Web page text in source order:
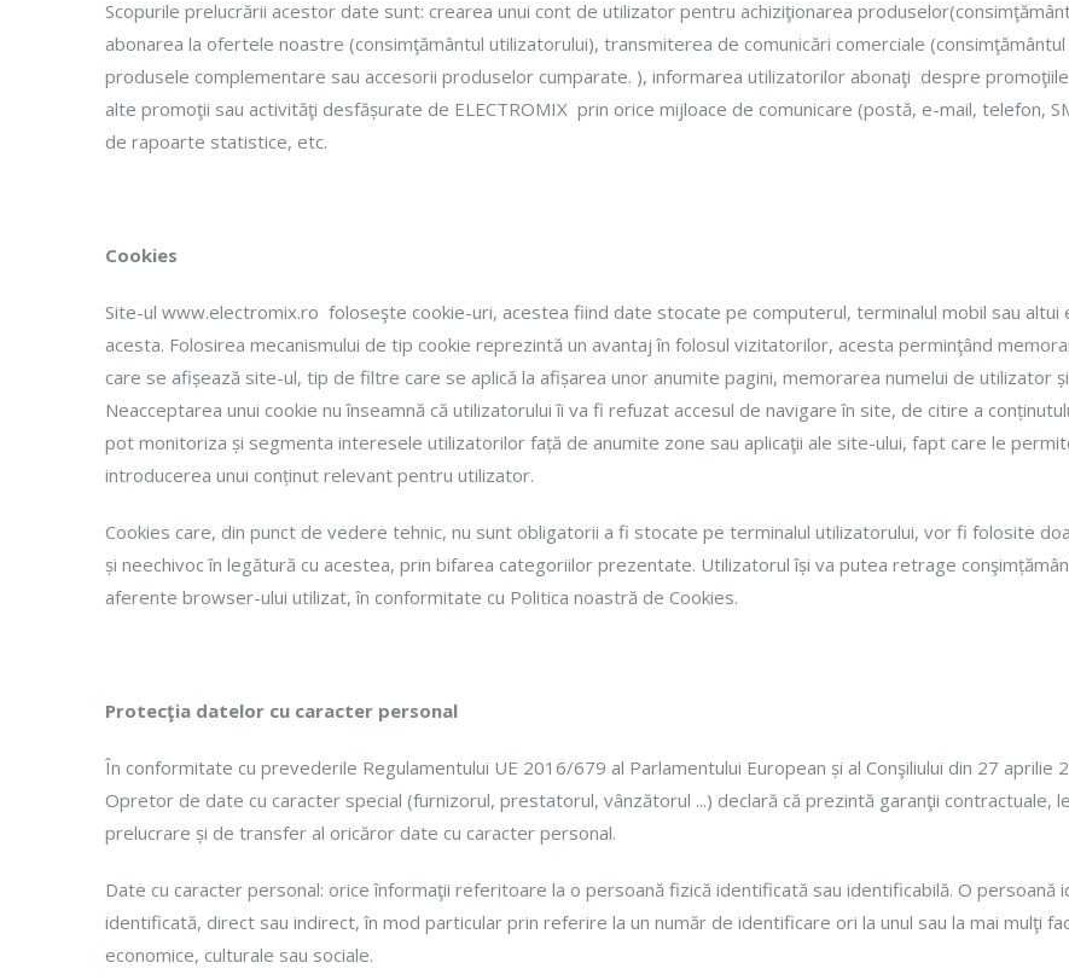
Scopurile prelucrării acestor date sunt: crearea unui cont de utilizator pentru achiziţionarea
abonarea la ofertele noastre (consimţământul utilizatorului), transmiterea de comunicări comerciale
produsele complementare sau accesorii produselor cumparate. ), informarea utilizatorilor abonaţi despre
alte promoţii sau activităţi desfășurate de ELECTROMIX prin orice mijloace de comunicare (postă, e-mail, telefon,
de rapoarte statistice, etc.
Cookies
Site-ul www.electromix.ro foloseşte cookie-uri, acestea fiind date stocate pe computerul, terminalul mobil sau altui
acesta. Folosirea mecanismului de tip cookie reprezintă un avantaj în folosul vizitatorilor, acesta perminţând
care se afișează site-ul, tip de filtre care se aplică la afișarea unor anumite pagini, memorarea numelui de utilizator
Neacceptarea unui cookie nu înseamnă că utilizatorului îi va fi refuzat accesul de navigare în site, de citire a
pot monitoriza și segmenta interesele utilizatorilor față de anumite zone sau aplicaţii ale site-ului, fapt care le
introducerea unui conținut relevant pentru utilizator.
Cookies care, din punct de vedere tehnic, nu sunt obligatorii a fi stocate pe terminalul utilizatorului, vor fi folosite
și neechivoc în legătură cu acestea, prin bifarea categoriilor prezentate. Utilizatorul își va putea retrage
aferente browser-ului utilizat, în conformitate cu Politica noastră de Cookies.
Protecţia datelor cu caracter personal
În conformitate cu prevederile Regulamentului UE 2016/679 al Parlamentului European și al Conşiliului din 27 aprilie
Opretor de date cu caracter special (furnizorul, prestatorul, vânzătorul ...) declară că prezintă garanţii contractuale,
prelucrare și de transfer al oricăror date cu caracter personal.
Date cu caracter personal: orice înformaţii referitoare la o persoană fizică identificată sau identificabilă. O
identificată, direct sau indirect, în mod particular prin referire la un număr de identificare ori la unul sau la mai mulţi
economice, culturale sau sociale.